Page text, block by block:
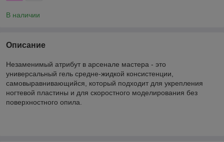
В наличии
Описание
Незаменимый атрибут в арсенале мастера - это
универсальный гель средне-жидкой консистенции,
самовыравнивающийся, который подходит для укрепления
ногтевой пластины и для скоростного моделирования без
поверхностного опила.